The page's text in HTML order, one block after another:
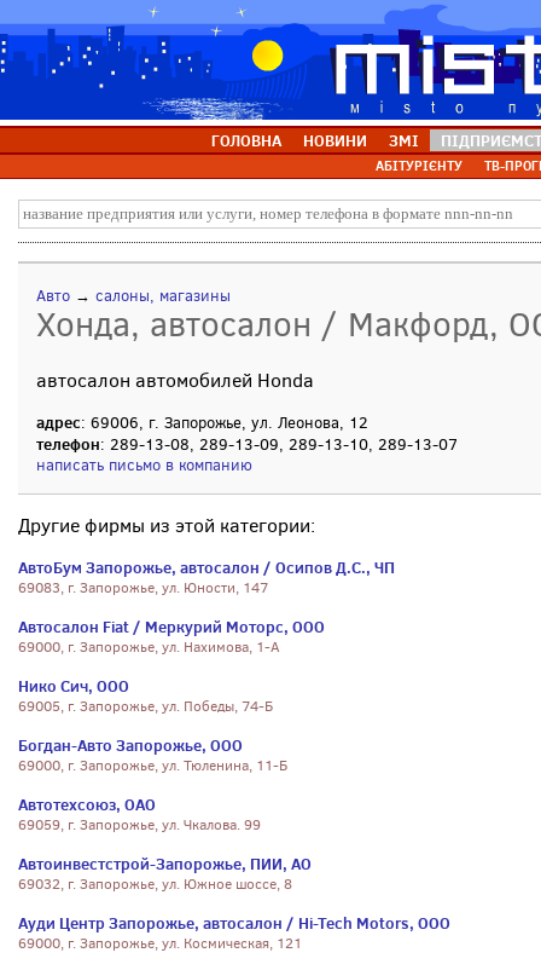
ГОЛОВНА НОВИНИ ЗМІ
АБІТУРІЄНТУ ТВ-
Авто → салоны, магазины
Хонда, автосалон / Макфорд,
автосалон автомобилей Honda
адрес: 69006, г. Запорожье, ул. Леонова, 12
телефон: 289-13-08, 289-13-09, 289-13-10, 289-13-07
написать письмо в компанию
Другие фирмы из этой категории:
АвтоБум Запорожье, автосалон / Осипов Д.С., ЧП
69083, г. Запорожье, ул. Юности, 147
Автосалон Fiat / Меркурий Моторс, ООО
69000, г. Запорожье, ул. Нахимова, 1-А
Нико Сич, ООО
69005, г. Запорожье, ул. Победы, 74-Б
Богдан-Авто Запорожье, ООО
69000, г. Запорожье, ул. Тюленина, 11-Б
Автотехсоюз, ОАО
69059, г. Запорожье, ул. Чкалова. 99
Автоинвестстрой-Запорожье, ПИИ, АО
69032, г. Запорожье, ул. Южное шоссе, 8
Ауди Центр Запорожье, автосалон / Hi-Tech Motors, ООО
69000, г. Запорожье, ул. Космическая, 121